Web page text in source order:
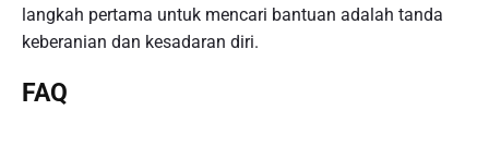
langkah pertama untuk mencari bantuan adalah tanda
keberanian dan kesadaran diri.
FAQ